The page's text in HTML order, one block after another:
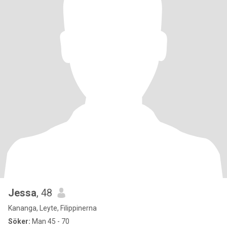
Jessa, 48
Kananga, Leyte, Filippinerna
Söker: Man 45 - 70